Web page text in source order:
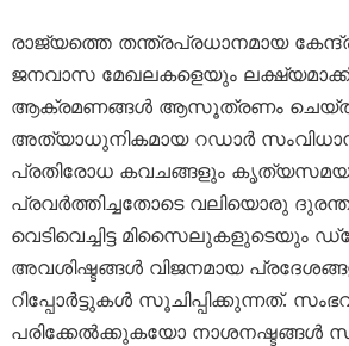
രാജ്യത്തെ തന്ത്രപ്രധാനമായ
ജനവാസ മേഖലകളെയും
ആക്രമണങ്ങൾ ആസൂത്രണം
അത്യാധുനികമായ റഡാർ
പ്രതിരോധ കവചങ്ങളും
പ്രവർത്തിച്ചതോടെ വലിയൊരു
വെടിവെച്ചിട്ട
അവശിഷ്ടങ്ങൾ വിജനമായ
റിപ്പോർട്ടുകൾ സൂചിപ്പിക്കുന്നത്.
പരിക്കേൽക്കുകയോ നാശനഷ്ടങ്ങൾ